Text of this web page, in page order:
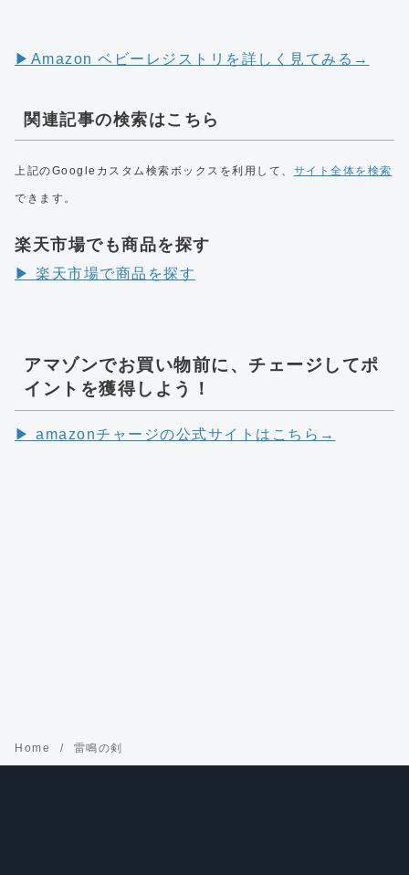
▶︎Amazon ベビーレジストリを詳しく見てみる→
関連記事の検索はこちら
上記のGoogleカスタム検索ボックスを利用して、 サイト全体を検索
できます。
楽天市場でも商品を探す
▶︎ 楽天市場で商品を探す
アマゾンでお買い物前に、チェージしてポ
イントを獲得しよう！
▶︎ amazonチャージの公式サイトはこちら→
Home 雷鳴の剣